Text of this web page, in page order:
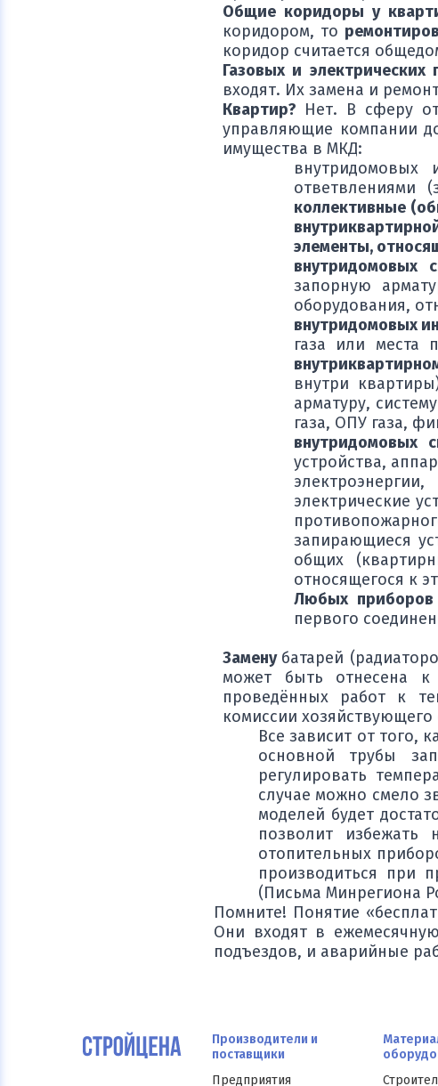
Общие коридоры у
коридором, то
коридор считается
Газовых и электрических
входят. Их замена и
Квартир? Нет. В сферу
управляющие компании
имущества в МКД:
внутридомовых
ответвлениями
коллективные
элементы,
внутридомовых
запорную
оборудования,
внутридомовых
газа или места
внутри
арматуру,
газа, ОПУ газа,
внутридомовых
устройства,
электрические
запирающиеся
общих
относящегося к
Любых приборов
первого
Замену батарей
может быть отнесена к
проведённых работ к
комиссии хозяйствующего
Все зависит от того,
основной трубы
регулировать
случае можно смело
моделей будет
позволит избежать
отопительных
производиться при
(Письма Минрегиона
Помните! Понятие
Они входят в
подъездов, и аварийные
Производители и
поставщики
Предприятия